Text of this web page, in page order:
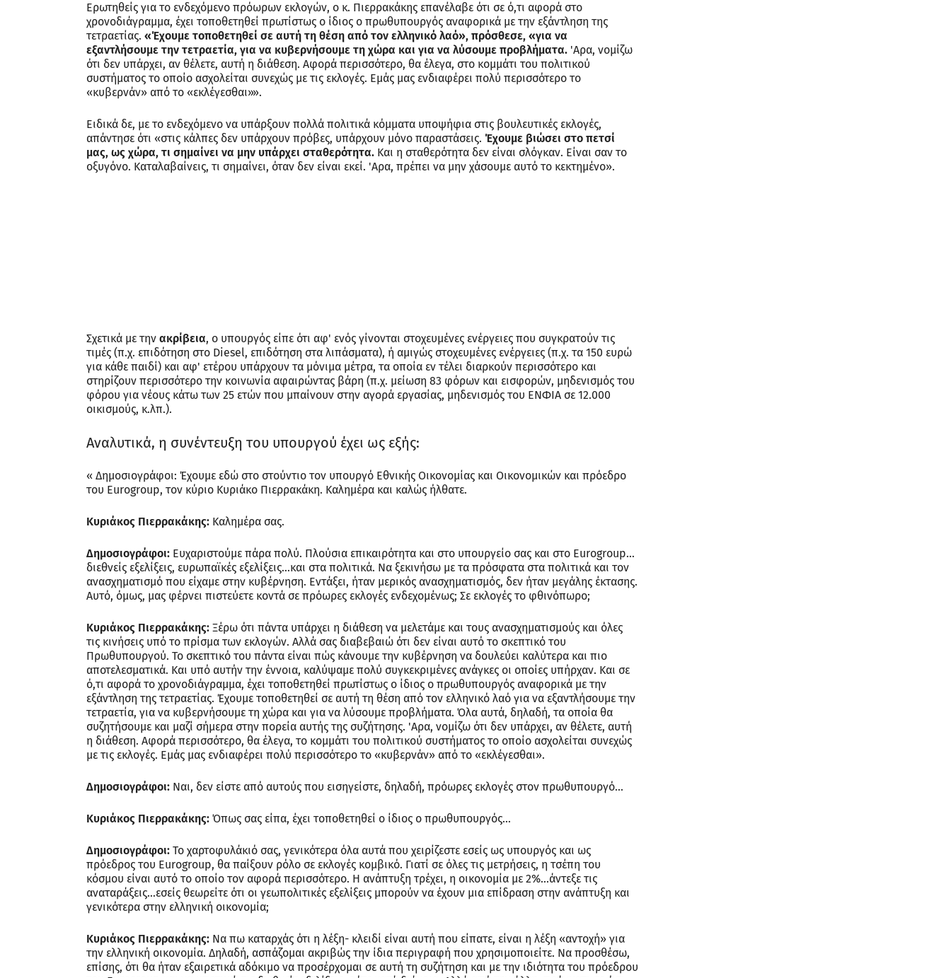
Ερωτηθείς για το ενδεχόμενο πρόωρων εκλογών, ο κ. Πιερρακάκης επανέλαβε ότι σε ό,τι αφορά στο
χρονοδιάγραμμα, έχει τοποθετηθεί πρωτίστως ο ίδιος ο πρωθυπουργός αναφορικά με την εξάντληση της
τετραετίας. «Έχουμε τοποθετηθεί σε αυτή τη θέση από τον ελληνικό λαό», πρόσθεσε, «για να
εξαντλήσουμε την τετραετία, για να κυβερνήσουμε τη χώρα και για να λύσουμε προβλήματα. 'Αρα, νομίζω
ότι δεν υπάρχει, αν θέλετε, αυτή η διάθεση. Αφορά περισσότερο, θα έλεγα, στο κομμάτι του πολιτικού
συστήματος το οποίο ασχολείται συνεχώς με τις εκλογές. Εμάς μας ενδιαφέρει πολύ περισσότερο το
«κυβερνάν» από το «εκλέγεσθαι»».
Ειδικά δε, με το ενδεχόμενο να υπάρξουν πολλά πολιτικά κόμματα υποψήφια στις βουλευτικές εκλογές,
απάντησε ότι «στις κάλπες δεν υπάρχουν πρόβες, υπάρχουν μόνο παραστάσεις. Έχουμε βιώσει στο πετσί
μας, ως χώρα, τι σημαίνει να μην υπάρχει σταθερότητα. Και η σταθερότητα δεν είναι σλόγκαν. Είναι σαν το
οξυγόνο. Καταλαβαίνεις, τι σημαίνει, όταν δεν είναι εκεί. 'Αρα, πρέπει να μην χάσουμε αυτό το κεκτημένο».
Σχετικά με την ακρίβεια, ο υπουργός είπε ότι αφ' ενός γίνονται στοχευμένες ενέργειες που συγκρατούν τις
τιμές (π.χ. επιδότηση στο Diesel, επιδότηση στα λιπάσματα), ή αμιγώς στοχευμένες ενέργειες (π.χ. τα 150 ευρώ
για κάθε παιδί) και αφ' ετέρου υπάρχουν τα μόνιμα μέτρα, τα οποία εν τέλει διαρκούν περισσότερο και
στηρίζουν περισσότερο την κοινωνία αφαιρώντας βάρη (π.χ. μείωση 83 φόρων και εισφορών, μηδενισμός του
φόρου για νέους κάτω των 25 ετών που μπαίνουν στην αγορά εργασίας, μηδενισμός του ΕΝΦΙΑ σε 12.000
οικισμούς, κ.λπ.).
Αναλυτικά, η συνέντευξη του υπουργού έχει ως εξής:
« Δημοσιογράφοι: Έχουμε εδώ στο στούντιο τον υπουργό Εθνικής Οικονομίας και Οικονομικών και πρόεδρο
του Eurogroup, τον κύριο Κυριάκο Πιερρακάκη. Καλημέρα και καλώς ήλθατε.
Κυριάκος Πιερρακάκης: Καλημέρα σας.
Δημοσιογράφοι: Ευχαριστούμε πάρα πολύ. Πλούσια επικαιρότητα και στο υπουργείο σας και στο Eurogroup…
διεθνείς εξελίξεις, ευρωπαϊκές εξελίξεις…και στα πολιτικά. Να ξεκινήσω με τα πρόσφατα στα πολιτικά και τον
ανασχηματισμό που είχαμε στην κυβέρνηση. Εντάξει, ήταν μερικός ανασχηματισμός, δεν ήταν μεγάλης έκτασης.
Αυτό, όμως, μας φέρνει πιστεύετε κοντά σε πρόωρες εκλογές ενδεχομένως; Σε εκλογές το φθινόπωρο;
Κυριάκος Πιερρακάκης: Ξέρω ότι πάντα υπάρχει η διάθεση να μελετάμε και τους ανασχηματισμούς και όλες
τις κινήσεις υπό το πρίσμα των εκλογών. Αλλά σας διαβεβαιώ ότι δεν είναι αυτό το σκεπτικό του
Πρωθυπουργού. Το σκεπτικό του πάντα είναι πώς κάνουμε την κυβέρνηση να δουλεύει καλύτερα και πιο
αποτελεσματικά. Και υπό αυτήν την έννοια, καλύψαμε πολύ συγκεκριμένες ανάγκες οι οποίες υπήρχαν. Και σε
ό,τι αφορά το χρονοδιάγραμμα, έχει τοποθετηθεί πρωτίστως ο ίδιος ο πρωθυπουργός αναφορικά με την
εξάντληση της τετραετίας. Έχουμε τοποθετηθεί σε αυτή τη θέση από τον ελληνικό λαό για να εξαντλήσουμε την
τετραετία, για να κυβερνήσουμε τη χώρα και για να λύσουμε προβλήματα. Όλα αυτά, δηλαδή, τα οποία θα
συζητήσουμε και μαζί σήμερα στην πορεία αυτής της συζήτησης. 'Αρα, νομίζω ότι δεν υπάρχει, αν θέλετε, αυτή
η διάθεση. Αφορά περισσότερο, θα έλεγα, το κομμάτι του πολιτικού συστήματος το οποίο ασχολείται συνεχώς
με τις εκλογές. Εμάς μας ενδιαφέρει πολύ περισσότερο το «κυβερνάν» από το «εκλέγεσθαι».
Δημοσιογράφοι: Ναι, δεν είστε από αυτούς που εισηγείστε, δηλαδή, πρόωρες εκλογές στον πρωθυπουργό...
Κυριάκος Πιερρακάκης: Όπως σας είπα, έχει τοποθετηθεί ο ίδιος ο πρωθυπουργός…
Δημοσιογράφοι: Το χαρτοφυλάκιό σας, γενικότερα όλα αυτά που χειρίζεστε εσείς ως υπουργός και ως
πρόεδρος του Eurogroup, θα παίξουν ρόλο σε εκλογές κομβικό. Γιατί σε όλες τις μετρήσεις, η τσέπη του
κόσμου είναι αυτό το οποίο τον αφορά περισσότερο. Η ανάπτυξη τρέχει, η οικονομία με 2%...άντεξε τις
αναταράξεις…εσείς θεωρείτε ότι οι γεωπολιτικές εξελίξεις μπορούν να έχουν μια επίδραση στην ανάπτυξη και
γενικότερα στην ελληνική οικονομία;
Κυριάκος Πιερρακάκης: Να πω καταρχάς ότι η λέξη- κλειδί είναι αυτή που είπατε, είναι η λέξη «αντοχή» για
την ελληνική οικονομία. Δηλαδή, ασπάζομαι ακριβώς την ίδια περιγραφή που χρησιμοποιείτε. Να προσθέσω,
επίσης, ότι θα ήταν εξαιρετικά αδόκιμο να προσέρχομαι σε αυτή τη συζήτηση και με την ιδιότητα του πρόεδρου